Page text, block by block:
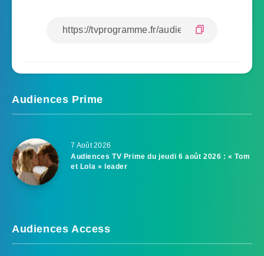
Audiences Prime
7 Août 2026
Audiences TV Prime du jeudi 6 août 2026 : « Tom
et Lola » leader
Audiences Access